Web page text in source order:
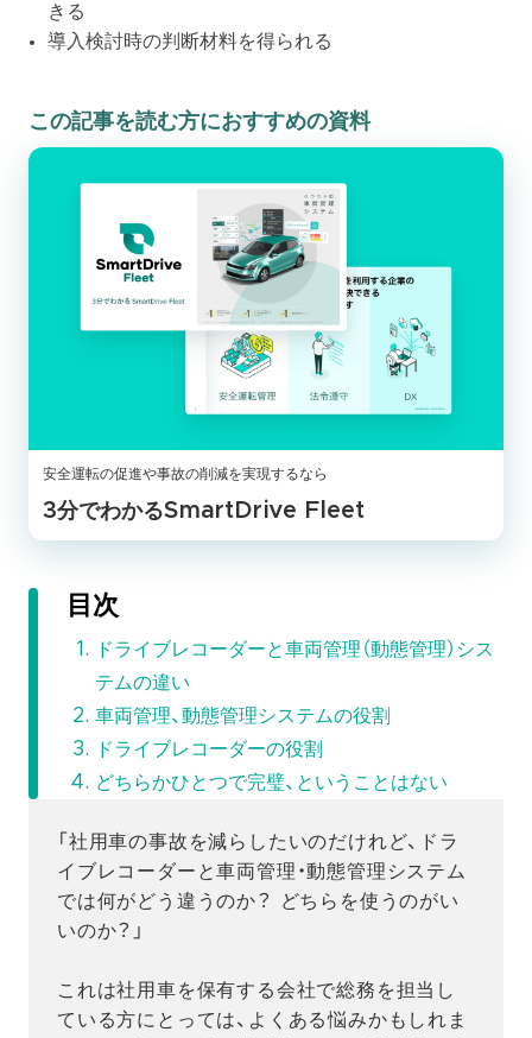
きる
導入検討時の判断材料を得られる
この記事を読む方におすすめの資料
安全運転の促進や事故の削減を実現するなら
3分でわかるSmartDrive Fleet
目次
ドライブレコーダーと車両管理（動態管理）シス
テムの違い
車両管理、動態管理システムの役割
ドライブレコーダーの役割
どちらかひとつで完璧、ということはない
「社用車の事故を減らしたいのだけれど、ドラ
イブレコーダーと車両管理・動態管理システム
では何がどう違うのか？ どちらを使うのがい
いのか？」
これは社用車を保有する会社で総務を担当し
ている方にとっては、よくある悩みかもしれま